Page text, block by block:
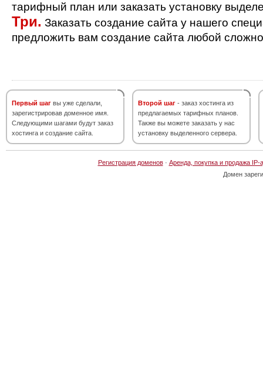
тарифный план или заказать установку
Три. Заказать создание сайта у нашего
предложить вам создание сайта любой
Первый шаг вы уже сделали,
зарегистрировав доменное имя.
Следующими шагами будут заказ
хостинга и создание сайта.
Второй шаг - заказ хостинга из
предлагаемых тарифных планов.
Также вы можете заказать у нас
установку выделенного сервера.
Регистрация доменов· Аренда, покупка и продажа IP-
Домен